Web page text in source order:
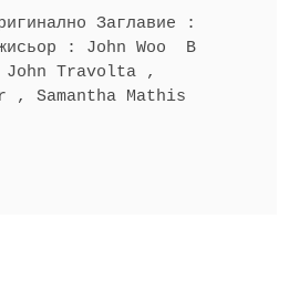
Заглавие :
: John Woo В
John Travolta ,
Samantha Mathis